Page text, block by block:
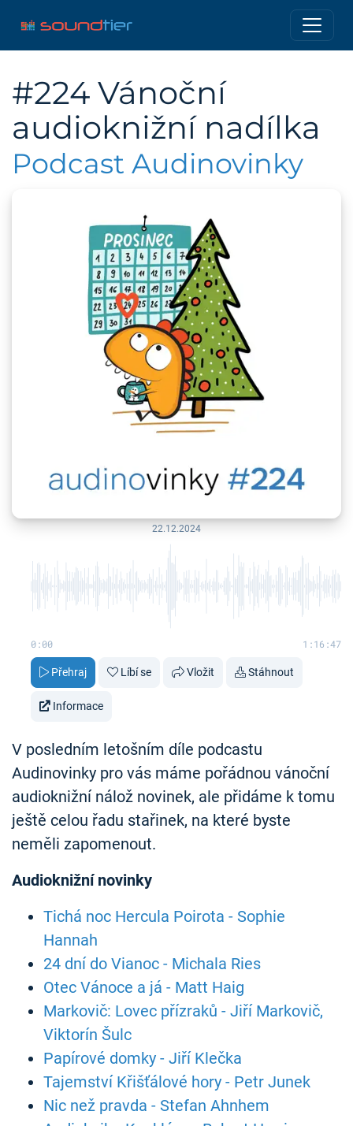
#224 Vánoční
audioknižní nadílka
Podcast Audinovinky
22.12.2024
0:00 1:16:47
Přehraj Líbí se Vložit Stáhnout
Informace
V posledním letošním díle podcastu
Audinovinky pro vás máme pořádnou vánoční
audioknižní nálož novinek, ale přidáme k tomu
ještě celou řadu stařinek, na které byste
neměli zapomenout.
Audioknižní novinky
Tichá noc Hercula Poirota - Sophie
Hannah
24 dní do Vianoc - Michala Ries
Otec Vánoce a já - Matt Haig
Markovič: Lovec přízraků - Jiří Markovič,
Viktorín Šulc
Papírové domky - Jiří Klečka
Tajemství Křišťálové hory - Petr Junek
Nic než pravda - Stefan Ahnhem